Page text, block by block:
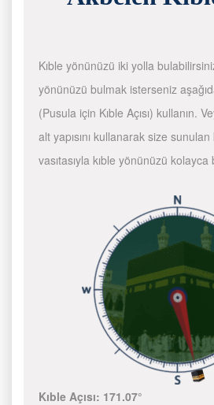
Kıble yönünüzü iki yolla
yönünüzü bulmak isterseniz
(Pusula için Kıble Açısı) kullanın.
alt yapısını kullanarak size sunulan
vasıtasıyla kıble yönünüzü
Kıble Açısı: 171.07°